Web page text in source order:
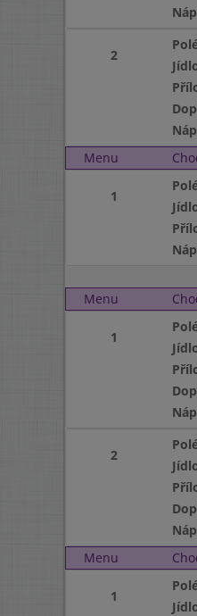
2
Menu
1
Menu
1
2
Menu
1